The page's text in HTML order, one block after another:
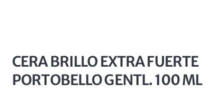
CERA BRILLO EXTRA FUERTE
PORTOBELLO GENTL. 100 ML